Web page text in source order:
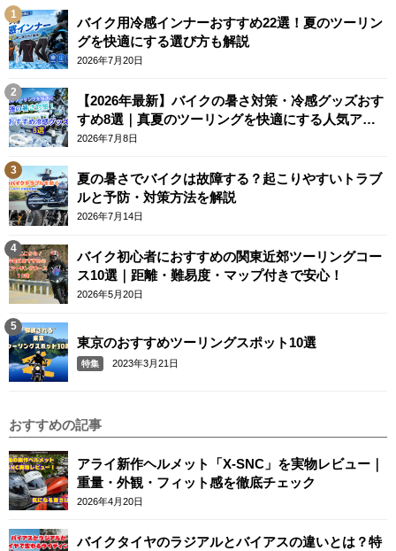
バイク用冷感インナーおすすめ22選！夏のツーリン
グを快適にする選び方も解説
2026年7月20日
【2026年最新】バイクの暑さ対策・冷感グッズおす
すめ8選｜真夏のツーリングを快適にする人気アイ
テム
2026年7月8日
夏の暑さでバイクは故障する？起こりやすいトラブ
ルと予防・対策方法を解説
2026年7月14日
バイク初心者におすすめの関東近郊ツーリングコー
ス10選｜距離・難易度・マップ付きで安心！
2026年5月20日
東京のおすすめツーリングスポット10選
特集 2023年3月21日
おすすめの記事
アライ新作ヘルメット「X-SNC」を実物レビュー｜
重量・外観・フィット感を徹底チェック
2026年4月20日
バイクタイヤのラジアルとバイアスの違いとは？特